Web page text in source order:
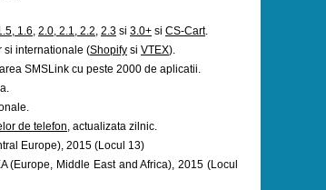
1.6, 2.0, 2.1, 2.2, 2.3 si 3.0+ si CS-Cart.
si internationale (Shopify si VTEX).
SMSLink cu peste 2000 de aplicatii.
de telefon, actualizata zilnic.
Europe), 2015 (Locul 13)
(Europe, Middle East and Africa), 2015 (Locul